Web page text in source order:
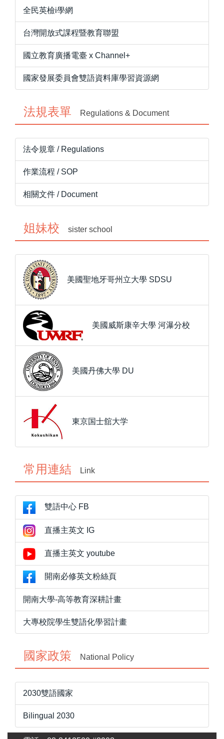
全民英檢i學網
台灣開放式課程暨教育聯盟
國立教育廣播電臺 x Channel+
國家發展委員會雙語資料庫學習資源網
法規表單 Regulations & Document
法令規章 / Regulations
作業流程 / SOP
相關文件 / Document
姐妹校 sister school
美國聖地牙哥州立大學 SDSU
美國威斯康辛大學 河瀑分校
美國丹佛大學 DU
東京国士舘大学
常用連結 Link
雙語中心 FB
直播主英文 IG
直播主英文 youtube
開南必修英文粉絲頁
開南大學-高等教育深耕計畫
大專校院學生雙語化學習計畫
國家政策 National Policy
2030雙語國家
Bilingual 2030